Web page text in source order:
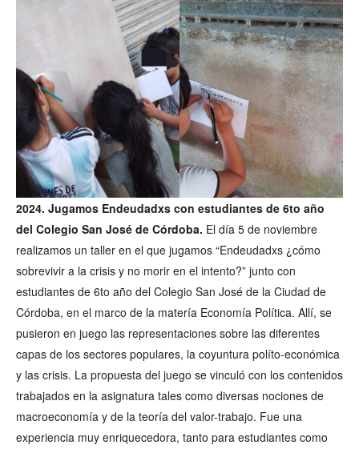
2024. Jugamos Endeudadxs con estudiantes de 6to año
del Colegio San José de Córdoba. El día 5 de noviembre
realizamos un taller en el que jugamos “Endeudadxs ¿cómo
sobrevivir a la crisis y no morir en el intento?” junto con
estudiantes de 6to año del Colegio San José de la Ciudad de
Córdoba, en el marco de la matería Economía Política. Allí, se
pusieron en juego las representaciones sobre las diferentes
capas de los sectores populares, la coyuntura políto-económica
y las crisis. La propuesta del juego se vinculó con los contenidos
trabajados en la asignatura tales como diversas nociones de
macroeconomía y de la teoría del valor-trabajo. Fue una
experiencia muy enriquecedora, tanto para estudiantes como